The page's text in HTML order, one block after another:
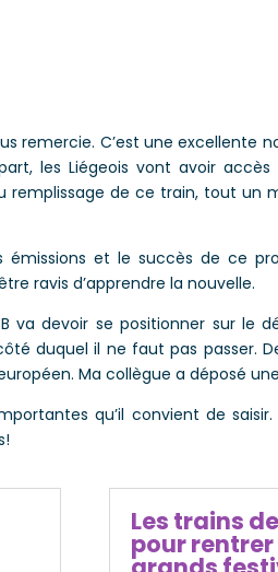
remercie. C’est une excellente
part, les Liégeois vont avoir
remplissage de ce train, tout un
émissions et le succès de ce
ravis d’apprendre la nouvelle.
va devoir se positionner sur le
duquel il ne faut pas passer.
Ma collègue a déposé
qu’il convient de
Les trains
pour rentrer